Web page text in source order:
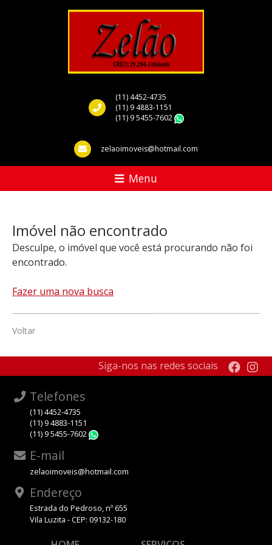
(11) 4452-4735
(11) 9 4883-1151
(11) 9 5455-7602
zelaoimoveis@hotmail.com
Menu
Imóvel não encontrado
Desculpe, o imóvel que você está procurando não foi
encontrado.
Fazer uma nova busca
Voltar
Siga-nos nas redes sociais
Telefones
(11) 4452-4735
(11) 9 4883-1151
(11) 9 5455-7602
E-mail
zelaoimoveis@hotmail.com
Endereço
Estrada do Pedroso, nº 655
Vila Luzita - CEP: 09132-180